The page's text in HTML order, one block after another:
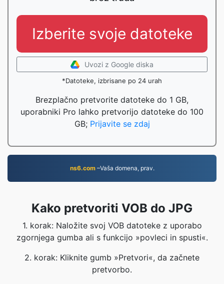
Izberite svoje datoteke
Uvozi z Google diska
*Datoteke, izbrisane po 24 urah
Brezplačno pretvorite datoteke do 1 GB,
uporabniki Pro lahko pretvorijo datoteke do 100
GB; Prijavite se zdaj
ns6.com–Vaša domena, prav.
Kako pretvoriti VOB do JPG
1. korak: Naložite svoj VOB datoteke z uporabo
zgornjega gumba ali s funkcijo »povleci in spusti«.
2. korak: Kliknite gumb »Pretvori«, da začnete
pretvorbo.